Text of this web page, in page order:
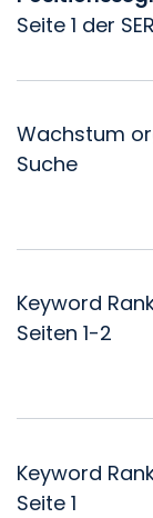
Seite 1 der
Wachstum
Suche
Keyword
Seiten 1-2
Keyword
Seite 1